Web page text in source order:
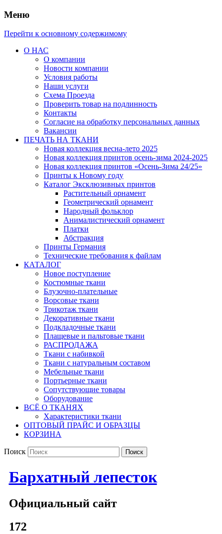
Меню
Перейти к основному содержимому
О НАС
О компании
Новости компании
Условия работы
Наши услуги
Схема Проезда
Проверить товар на подлинность
Контакты
Согласие на обработку персональных данных
Вакансии
ПЕЧАТЬ НА ТКАНИ
Новая коллекция весна-лето 2025
Новая коллекция принтов осень-зима 2024-2025
Новая коллекция принтов «Осень-Зима 24/25»
Принты к Новому году
Каталог Эксклюзивных принтов
Растительный орнамент
Геометрический орнамент
Народный фольклор
Анималистический орнамент
Платки
Абстракция
Принты Германия
Технические требования к файлам
КАТАЛОГ
Новое поступление
Костюмные ткани
Блузочно-плательные
Ворсовые ткани
Трикотаж ткани
Декоративные ткани
Подкладочные ткани
Плащевые и пальтовые ткани
РАСПРОДАЖА
Ткани с набивкой
Ткани с натуральным составом
Мебельные ткани
Портьерные ткани
Сопутствующие товары
Оборудование
ВСЁ О ТКАНЯХ
Характеристики ткани
ОПТОВЫЙ ПРАЙС И ОБРАЗЦЫ
КОРЗИНА
Поиск
Бархатный лепесток
Официальный сайт
172